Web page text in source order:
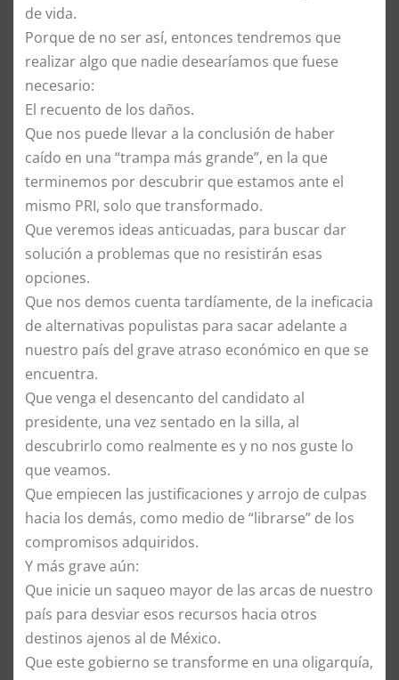
de vida.
Porque de no ser así, entonces tendremos que
realizar algo que nadie desearíamos que fuese
necesario:
El recuento de los daños.
Que nos puede llevar a la conclusión de haber
caído en una “trampa más grande”, en la que
terminemos por descubrir que estamos ante el
mismo PRI, solo que transformado.
Que veremos ideas anticuadas, para buscar dar
solución a problemas que no resistirán esas
opciones.
Que nos demos cuenta tardíamente, de la ineficacia
de alternativas populistas para sacar adelante a
nuestro país del grave atraso económico en que se
encuentra.
Que venga el desencanto del candidato al
presidente, una vez sentado en la silla, al
descubrirlo como realmente es y no nos guste lo
que veamos.
Que empiecen las justificaciones y arrojo de culpas
hacia los demás, como medio de “librarse” de los
compromisos adquiridos.
Y más grave aún:
Que inicie un saqueo mayor de las arcas de nuestro
país para desviar esos recursos hacia otros
destinos ajenos al de México.
Que este gobierno se transforme en una oligarquía,